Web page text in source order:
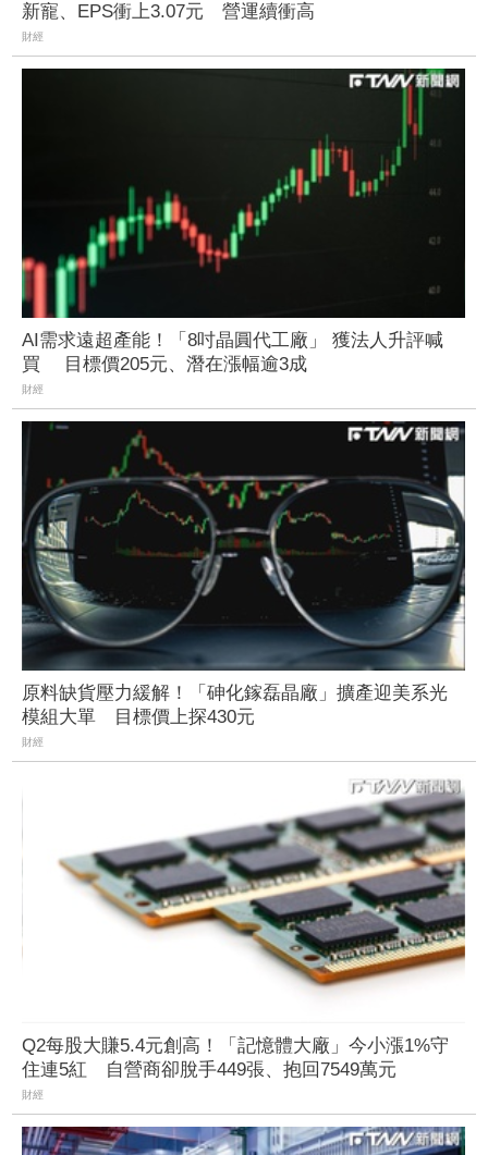
新寵、EPS衝上3.07元 營運續衝高
財經
AI需求遠超產能！「8吋晶圓代工廠」 獲法人升評喊
買 目標價205元、潛在漲幅逾3成
財經
原料缺貨壓力緩解！「砷化鎵磊晶廠」擴產迎美系光
模組大單 目標價上探430元
財經
Q2每股大賺5.4元創高！「記憶體大廠」今小漲1%守
住連5紅 自營商卻脫手449張、抱回7549萬元
財經